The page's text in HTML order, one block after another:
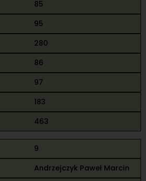
85
95
280
86
97
183
463
9
Andrzejczyk Paweł Marcin